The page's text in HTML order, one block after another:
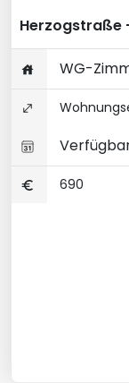
Herzogstraße
WG-
690